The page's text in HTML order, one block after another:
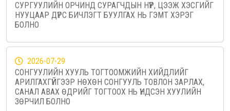
СУРГУУЛИЙН ОРЧИНД СУРАГЧДЫН НҮҮР, ЦЭЭЖ ХЭСГИЙГ
НУУЦААР ДҮРС БИЧЛЭГТ БУУЛГАХ НЬ ГЭМТ ХЭРЭГ
БОЛНО
2026-07-29
СОНГУУЛИЙН ХУУЛЬ ТОГТООМЖИЙН ХИЙДЛИЙГ
АРИЛГАХГҮЙГЭЭР НӨХӨН СОНГУУЛЬ ТОВЛОН ЗАРЛАХ,
САНАЛ АВАХ ӨДРИЙГ ТОГТООХ НЬ ҮНДСЭН ХУУЛИЙН
ЗӨРЧИЛ БОЛНО